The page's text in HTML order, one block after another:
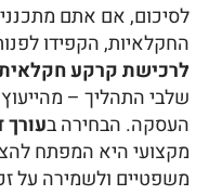
לסיכום, אם אתם
החקלאיות, הקפידו
לרכישת קרקע
שלבי התהליך –
העסקה. הבחירה ב
מקצועי היא המפתח
משפטיים ולשמירה על